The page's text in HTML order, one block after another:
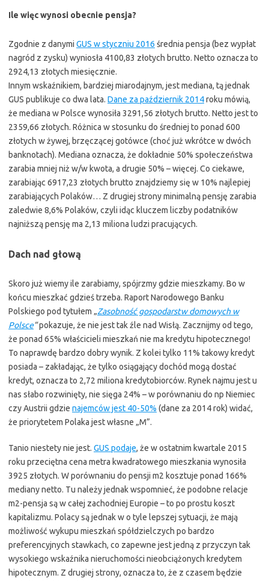
Ile więc wynosi obecnie pensja?
Zgodnie z danymi GUS w styczniu 2016 średnia pensja (bez wypłat
nagród z zysku) wyniosła 4100,83 złotych brutto. Netto oznacza to
2924,13 złotych miesięcznie.
Innym wskaźnikiem, bardziej miarodajnym, jest mediana, tą jednak
GUS publikuje co dwa lata. Dane za październik 2014roku mówią,
że mediana w Polsce wynosiła 3291,56 złotych brutto. Netto jest to
2359,66 złotych. Różnica w stosunku do średniej to ponad 600
złotych w żywej, brzęczącej gotówce (choć już wkrótce w dwóch
banknotach). Mediana oznacza, że dokładnie 50% społeczeństwa
zarabia mniej niż w/w kwota, a drugie 50% – więcej. Co ciekawe,
zarabiając 6917,23 złotych brutto znajdziemy się w 10% najlepiej
zarabiających Polaków… Z drugiej strony minimalną pensję zarabia
zaledwie 8,6% Polaków, czyli idąc kluczem liczby podatników
najniższą pensję ma 2,13 miliona ludzi pracujących.
Dach nad głową
Skoro już wiemy ile zarabiamy, spójrzmy gdzie mieszkamy. Bo w
końcu mieszkać gdzieś trzeba. Raport Narodowego Banku
Polskiego pod tytułem „Zasobność gospodarstw domowych w
Polsce”pokazuje, że nie jest tak źle nad Wisłą. Zacznijmy od tego,
że ponad 65% właścicieli mieszkań nie ma kredytu hipotecznego!
To naprawdę bardzo dobry wynik. Z kolei tylko 11% takowy kredyt
posiada – zakładając, że tylko osiągający dochód mogą dostać
kredyt, oznacza to 2,72 miliona kredytobiorców. Rynek najmu jest u
nas słabo rozwinięty, nie sięga 24% – w porównaniu do np Niemiec
czy Austrii gdzie najemców jest 40-50% (dane za 2014 rok) widać,
że priorytetem Polaka jest własne „M”.
Tanio niestety nie jest. GUS podaje, że w ostatnim kwartale 2015
roku przeciętna cena metra kwadratowego mieszkania wynosiła
3925 złotych. W porównaniu do pensji m2 kosztuje ponad 166%
mediany netto. Tu należy jednak wspomnieć, że podobne relacje
m2-pensja są w całej zachodniej Europie – to po prostu koszt
kapitalizmu. Polacy są jednak w o tyle lepszej sytuacji, że mają
możliwość wykupu mieszkań spółdzielczych po bardzo
preferencyjnych stawkach, co zapewne jest jedną z przyczyn tak
wysokiego wskaźnika nieruchomości nieobciążonych kredytem
hipotecznym. Z drugiej strony, oznacza to, że z czasem będzie